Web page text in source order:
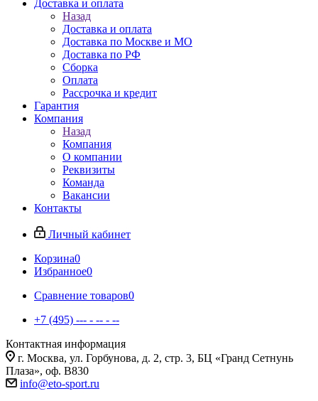
Доставка и оплата
Назад
Доставка и оплата
Доставка по Москве и МО
Доставка по РФ
Сборка
Оплата
Рассрочка и кредит
Гарантия
Компания
Назад
Компания
О компании
Реквизиты
Команда
Вакансии
Контакты
Личный кабинет
Корзина0
Избранное0
Сравнение товаров0
+7 (495) --- - -- - --
Контактная информация
г. Москва, ул. Горбунова, д. 2, стр. 3, БЦ «Гранд Сетнунь
Плаза», оф. В830
info@eto-sport.ru